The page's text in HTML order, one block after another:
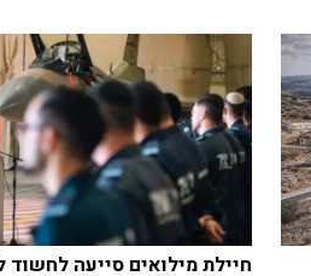
חיילת מילואים סייעה לחשוד